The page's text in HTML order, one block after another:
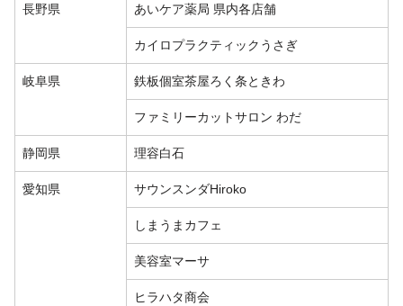
長野県 あいケア薬局 県内各店舗
カイロプラクティックうさぎ
岐阜県 鉄板個室茶屋ろく条ときわ
ファミリーカットサロン わだ
静岡県 理容白石
愛知県 サウンスンダHiroko
しまうまカフェ
美容室マーサ
ヒラハタ商会